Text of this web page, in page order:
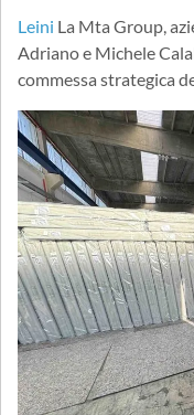
Leini La Mta Group,
Adriano e Michele
commessa strategica